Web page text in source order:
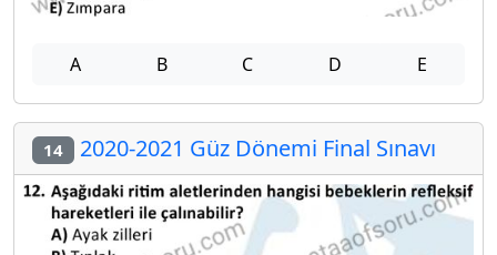
A B C D E
14 2020-2021 Güz Dönemi Final Sınavı